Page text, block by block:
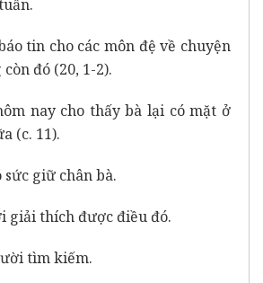
tin cho các môn đệ về chuyện
đó (20, 1-2).
nay cho thấy bà lại có mặt ở
(c. 11).
giữ chân bà.
giải thích được điều đó.
tìm kiếm.